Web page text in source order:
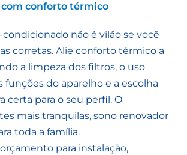
conforto térmico
não é vilão se você
corretas. Alie conforto térmico a
a limpeza dos filtros, o uso
funções do aparelho e a escolha
certa para o seu perfil. O
mais tranquilas, sono renovador
toda a família.
para instalação,